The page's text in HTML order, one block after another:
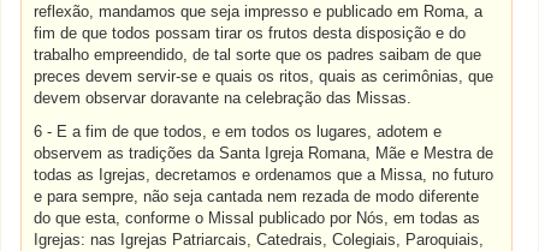
reflexão, mandamos que seja impresso e publicado em Roma, a
fim de que todos possam tirar os frutos desta disposição e do
trabalho empreendido, de tal sorte que os padres saibam de que
preces devem servir-se e quais os ritos, quais as cerimônias, que
devem observar doravante na celebração das Missas.
6 - E a fim de que todos, e em todos os lugares, adotem e
observem as tradições da Santa Igreja Romana, Mãe e Mestra de
todas as Igrejas, decretamos e ordenamos que a Missa, no futuro
e para sempre, não seja cantada nem rezada de modo diferente
do que esta, conforme o Missal publicado por Nós, em todas as
Igrejas: nas Igrejas Patriarcais, Catedrais, Colegiais, Paroquiais,